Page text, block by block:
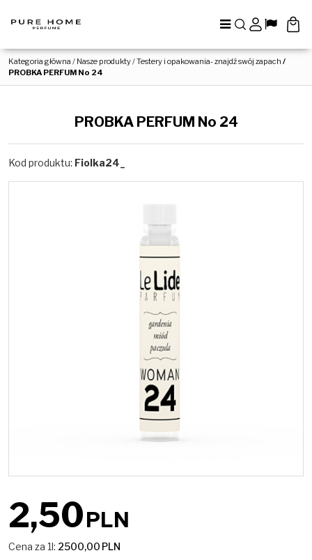
Menu
SzukajPanelLang
Kategoria główna / Nasze produkty/Testery i opakowania- znajdź swój zapach /
PROBKA PERFUM No 24
PROBKA PERFUM No 24
Kod produktu: Fiolka24_
2,50PLN
Cena za 1l: 2500,00 PLN